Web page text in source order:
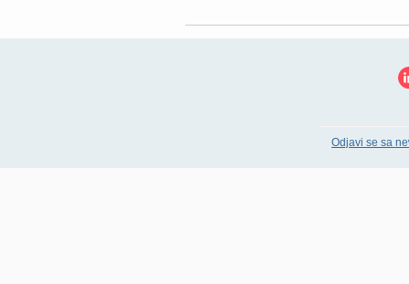
Odjavi se sa